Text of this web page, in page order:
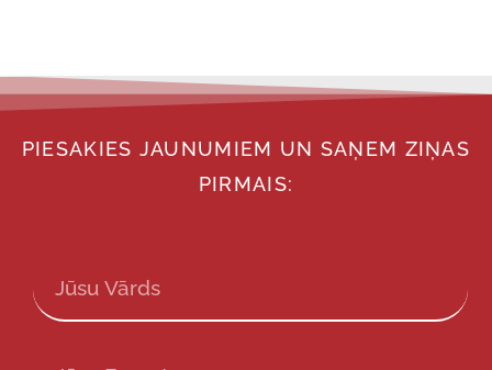
PIESAKIES JAUNUMIEM UN SAŅEM ZIŅAS
PIRMAIS: